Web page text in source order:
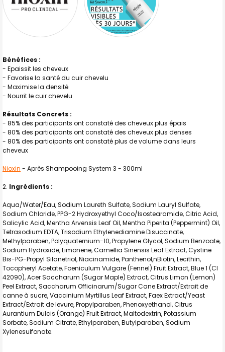
Bénéfices :
- Epaissit les cheveux
- Favorise la santé du cuir chevelu
- Maximise la densité
- Nourrit le cuir chevelu
Résultats Concrets :
- 85% des participants ont constaté des cheveux plus épais
- 80% des participants ont constaté des cheveux plus denses
- 80% des participants ont constaté plus de volume dans leurs
cheveux
Nioxin - Après Shampooing System 3 - 300ml
Ingrédients :
Aqua/Water/Eau, Sodium Laureth Sulfate, Sodium Lauryl Sulfate,
Sodium Chloride, PPG-2 Hydroxyethyl Coco/Isostearamide, Citric Acid,
Salicylic Acid, Mentha Arvensis Leaf Oil, Mentha Piperita (Peppermint) Oil,
Tetrasodium EDTA, Trisodium Ethylenediamine Disuccinate,
Methylparaben, Polyquaternium-10, Propylene Glycol, Sodium Benzoate,
Sodium Hydroxide, Limonene, Camellia Sinensis Leaf Extract, Cystine
Bis-PG-Propyl Silanetriol, Niacinamide, Panthenol,nBiotin, Lecithin,
Tocopheryl Acetate, Foeniculum Vulgare (Fennel) Fruit Extract, Blue 1 (CI
42090), Acer Saccharum (Sugar Maple) Extract, Citrus Limon (Lemon)
Peel Extract, Saccharum Officinarum/Sugar Cane Extract/Extrait de
canne à sucre, Vaccinium Myrtillus Leaf Extract, Faex Extract/Yeast
Extract/Extrait de levure, Propylparaben, Phenoxyethanol, Citrus
Aurantium Dulcis (Orange) Fruit Extract, Maltodextrin, Potassium
Sorbate, Sodium Citrate, Ethylparaben, Butylparaben, Sodium
Xylenesulfonate.